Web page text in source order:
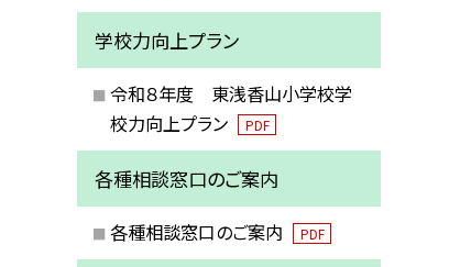
学校力向上プラン
令和８年度 東浅香山小学校学
校力向上プラン
PDF
各種相談窓口のご案内
各種相談窓口のご案内 PDF